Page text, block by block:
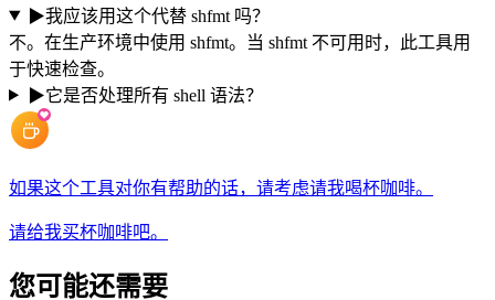
▶我应该用这个代替 shfmt 吗？
不。在生产环境中使用 shfmt。当 shfmt 不可用时，此工具用
于快速检查。
▶它是否处理所有 shell 语法？
如果这个工具对你有帮助的话，请考虑请我喝杯咖啡。
请给我买杯咖啡吧。
您可能还需要